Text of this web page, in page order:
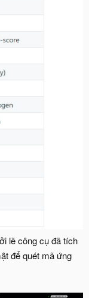
lẽ công cụ đã tích
để quét mã ứng